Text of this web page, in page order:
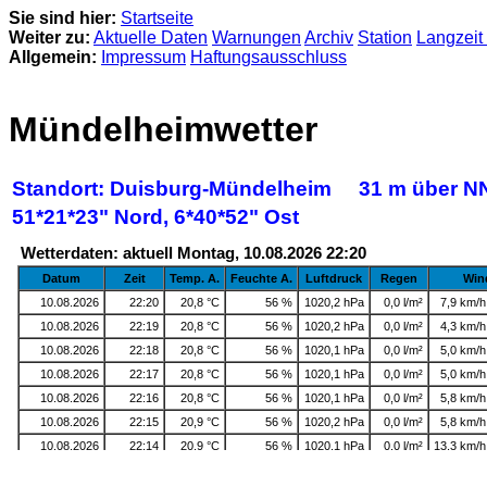
Sie sind hier: Startseite
Weiter zu: Aktuelle Daten Warnungen Archiv Station Langzeit
Allgemein: Impressum Haftungsausschluss
Mündelheimwetter
Standort: Duisburg-Mündelheim 31 m über
51*21*23" Nord, 6*40*52" Ost